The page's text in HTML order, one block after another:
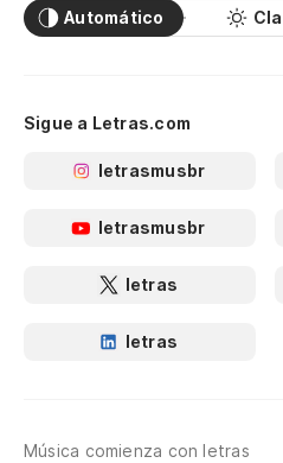
Automático
Sigue a Letras.com
letrasmusbr
letrasmusbr
letras
letras
Música comienza con letras